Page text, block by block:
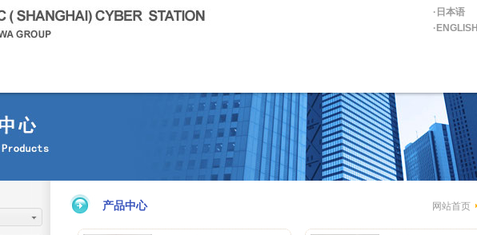
·日本语
·ENGLISH
产品中心 网站首页